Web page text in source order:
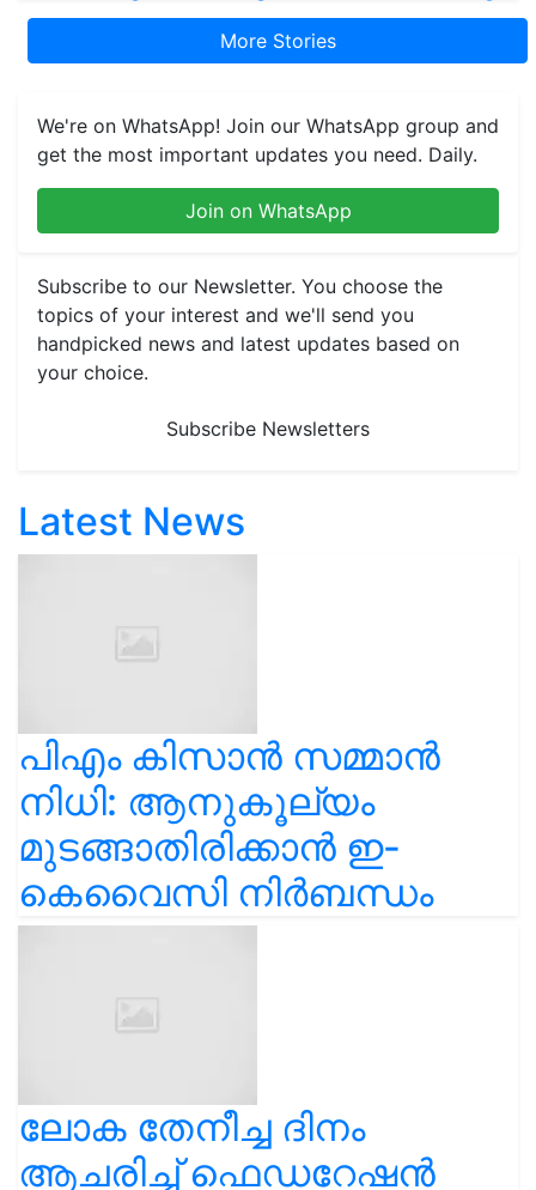
More Stories
We're on WhatsApp! Join our WhatsApp group and
get the most important updates you need. Daily.
Join on WhatsApp
Subscribe to our Newsletter. You choose the
topics of your interest and we'll send you
handpicked news and latest updates based on
your choice.
Subscribe Newsletters
Latest News
പിഎം കിസാൻ സമ്മാൻ
നിധി: ആനുകൂല്യം
മുടങ്ങാതിരിക്കാൻ ഇ-
കെവൈസി നിർബന്ധം
ലോക തേനീച്ച ദിനം
ആചരിച്ച് ഫെഡറേഷൻ